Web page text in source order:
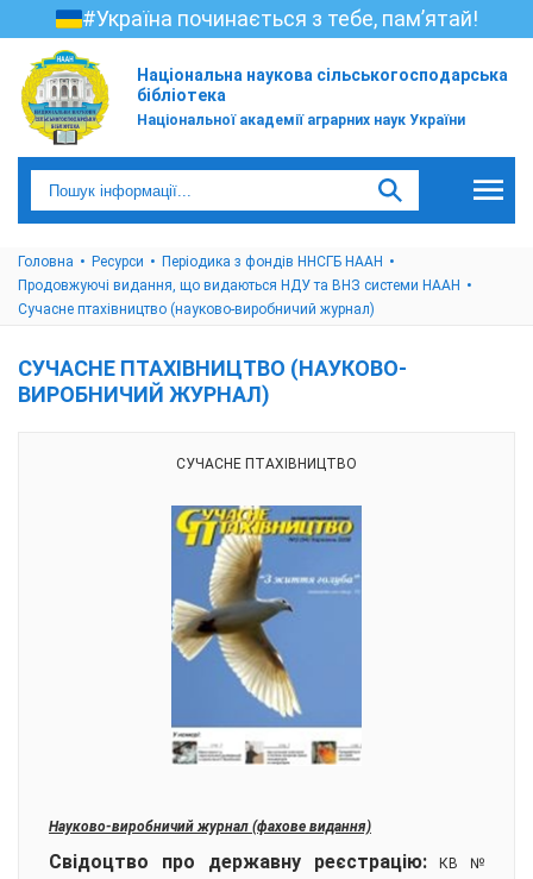
#Україна починається з тебе, пам’ятай!
Національна наукова сільськогосподарська
бібліотека
Національної академії аграрних наук України
Головна Ресурси
Періодика з фондів ННСГБ НААН
Продовжуючі видання, що видаються НДУ та ВНЗ системи НААН
Сучасне птахівництво (науково-виробничий журнал)
СУЧАСНЕ ПТАХІВНИЦТВО (НАУКОВО-
ВИРОБНИЧИЙ ЖУРНАЛ)
СУЧАСНЕ ПТАХІВНИЦТВО
Науково-виробничий журнал (фахове видання)
Свідоцтво про державну реєстрацію:
КВ №